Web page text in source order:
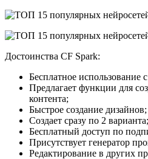
Достоинства CF Spark:
Бесплатное
Предлагает функции для
контента;
Быстрое создание дизайнов;
Создает сразу по 2 варианта;
Бесплатный доступ по
Присутствует генератор
Редактирование в других